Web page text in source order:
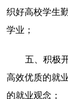
织好高校学生
学业；
五、积极
高效优质的就
的就业观念；